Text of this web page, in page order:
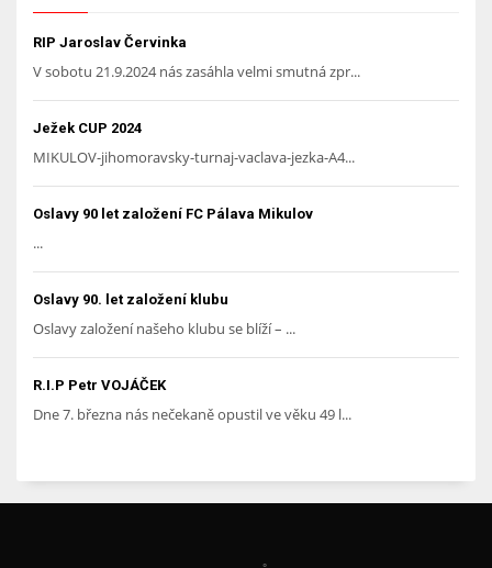
RIP Jaroslav Červinka
V sobotu 21.9.2024 nás zasáhla velmi smutná zpr...
Ježek CUP 2024
MIKULOV-jihomoravsky-turnaj-vaclava-jezka-A4...
Oslavy 90 let založení FC Pálava Mikulov
...
Oslavy 90. let založení klubu
Oslavy založení našeho klubu se blíží – ...
R.I.P Petr VOJÁČEK
Dne 7. března nás nečekaně opustil ve věku 49 l...